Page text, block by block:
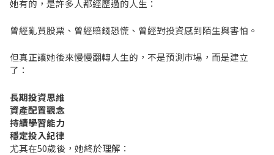
她有的，是許多人都經歷過的人生：
曾經亂買股票、曾經賠錢恐慌、曾經對投資感到陌生與害怕。
但真正讓她後來慢慢翻轉人生的，不是預測市場，而是建立
了：
長期投資思維
資產配置觀念
持續學習能力
穩定投入紀律
尤其在50歲後，她終於理解：